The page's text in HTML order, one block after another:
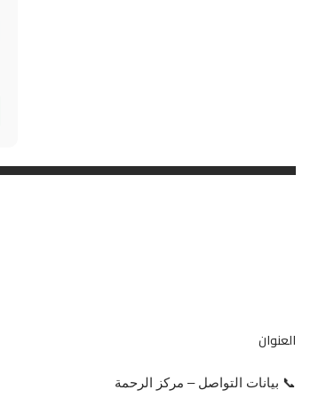
العنوان
📞 بيانات التواصل – مركز الرحمة